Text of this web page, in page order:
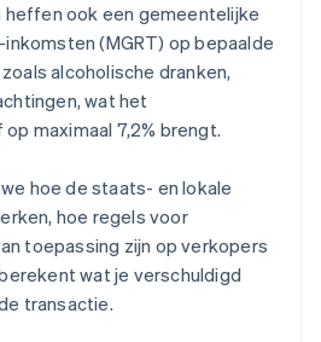
ook een gemeentelijke
(MGRT) op bepaalde
alcoholische dranken,
wat het
maximaal 7,2% brengt.
hoe de staats- en lokale
hoe regels voor
toepassing zijn op verkopers
wat je verschuldigd
transactie.